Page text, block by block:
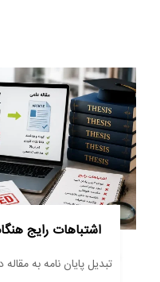
اشتباهات رایج
تبدیل پایان نامه به